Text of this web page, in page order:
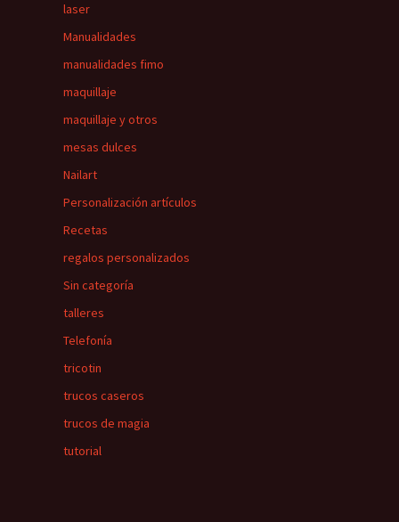
laser
Manualidades
manualidades fimo
maquillaje
maquillaje y otros
mesas dulces
Nailart
Personalización artículos
Recetas
regalos personalizados
Sin categoría
talleres
Telefonía
tricotin
trucos caseros
trucos de magia
tutorial